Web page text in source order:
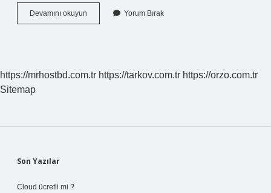
Devamını okuyun
Masa
Yorum Bırak
https://mrhostbd.com.tr https://tarkov.com.tr https://orzo.com.tr
Sitemap
Sidebar
Son Yazılar
Cloud ücretli mi ?